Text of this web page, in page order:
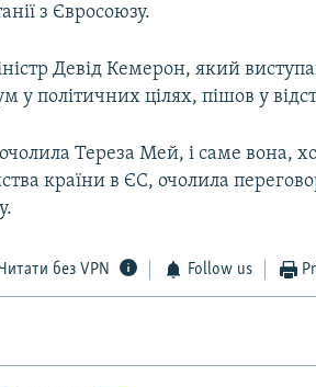
з Євросоюзу.
Девід Кемерон, який
у політичних цілях, пішов у
Тереза Мей, і саме вона,
країни в ЄС, очолила
без VPN Follow us